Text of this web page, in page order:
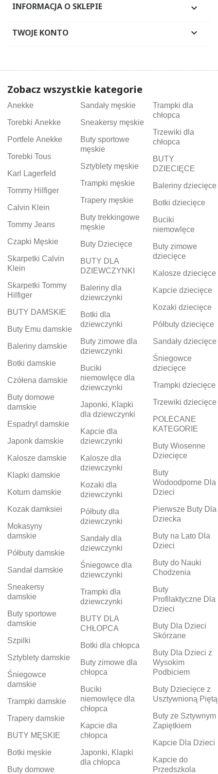
INFORMACJA O SKLEPIE 
TWOJE KONTO 
Zobacz wszystkie kategorie
Anekke
Torebki Anekke
Portfele Anekke
Torebki Tous
Karl Lagerfeld
Tommy Hilfiger
Calvin Klein
Tommy Jeans
Czapki Męskie
Skarpetki Calvin
Klein
Skarpetki Tommy
Hilfiger
BUTY DAMSKIE
Buty Emu damskie
Baleriny damskie
Botki damskie
Czółena damskie
Buty domowe
damskie
Espadryl damskie
Japonk damskie
Kalosze damskie
Klapki damskie
Koturn damskie
Kozak damksiei
Mokasyny
damskie
Półbuty damskie
Sandał damskie
Sneakersy
damskie
Buty sportowe
damskie
Szpilki
Sztyblety damskie
Śniegowce
damskie
Trampki damskie
Trapery damskie
BUTY MĘSKIE
Botki męskie
Buty domowe
Sandały męskie
Sneakersy męskie
Buty sportowe
męskie
Sztyblety męskie
Trampki męskie
Trapery męskie
Buty trekkingowe
męskie
Buty Dziecięce
BUTY DLA
DZIEWCZYNKI
Baleriny dla
dziewczynki
Botki dla
dziewczynki
Buty zimowe dla
dziewczynki
Buciki
niemowlęce dla
dziewczynki
Japonki, Klapki
dla dziewczynki
Kapcie dla
dziewczynki
Kalosze dla
dziewczynki
Kozaki dla
dziewczynki
Półbuty dla
dziewczynki
Sandały dla
dziewczynki
Śniegowce dla
dziewczynki
Trampki dla
dziewczynki
BUTY DLA
CHŁOPCA
Botki dla chłopca
Buty zimowe dla
chłopca
Buciki
niemowlęce dla
chłopca
Kapcie dla
chłopca
Japonki, Klapki
dla chłopca
Trampki dla
chłopca
Trzewiki dla
chłopca
BUTY
DZIECIĘCE
Baleriny dziecięce
Botki dziecięce
Buciki
niemowlęce
Buty zimowe
dziecięce
Kalosze dziecięce
Kapcie dziecięce
Kozaki dziecięce
Półbuty dziecięce
Sandały dziecięce
Śniegowce
dziecięce
Trampki dziecięce
Trzewiki dziecięce
POLECANE
KATEGORIE
Buty Wiosenne
Dziecięce
Buty
Wodoodporne Dla
Dzieci
Pierwsze Buty Dla
Dziecka
Buty na Lato Dla
Dzieci
Buty do Nauki
Chodzenia
Buty
Profilaktyczne Dla
Dzieci
Buty Dla Dzieci
Skórzane
Buty Dla Dzieci z
Wysokim
Podbiciem
Buty Dziecięce z
Usztywnioną Piętą
Buty ze Sztywnym
Zapiętkiem
Kapcie Dla Dzieci
Kapcie do
Przedszkola